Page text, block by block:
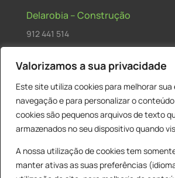
Valorizamos a sua privacidade
Este site utiliza cookies para melhorar sua
navegação e para personalizar o
cookies são pequenos arquivos de texto
armazenados no seu dispositivo quando
A nossa utilização de cookies tem
manter ativas as suas preferências
Delarobia – Construção
912 441 514
R. António Andrade, 1171
2820-287 • Charneca de Caparica
Products
search